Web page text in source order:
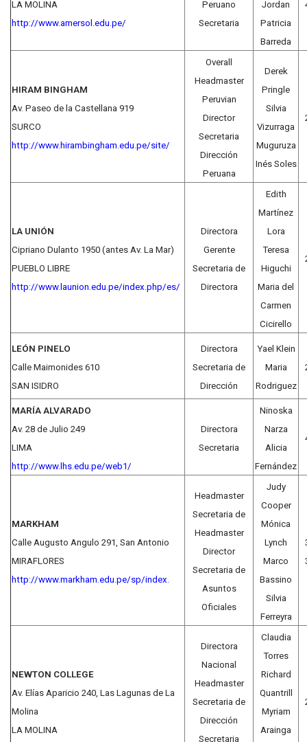
LA MOLINA
http://www.amersol.edu.pe/
Peruano
Secretaria
Jordan
Patricia
Barreda
HIRAM BINGHAM
Av. Paseo de la Castellana 919
SURCO
http://www.hirambingham.edu.pe/site/
Overall
Headmaster
Peruvian
Director
Secretaria
Dirección
Peruana
Derek
Pringle
Silvia
Vizurraga
Muguruza
Inés Soles
LA UNIÓN
Cipriano Dulanto 1950 (antes Av. La Mar)
PUEBLO LIBRE
http://www.launion.edu.pe/index.php/es/
Directora
Gerente
Secretaria de
Directora
Edith
Martínez
Lora
Teresa
Higuchi
Maria del
Carmen
Cicirello
LEÓN PINELO
Calle Maimonides 610
SAN ISIDRO
Directora
Secretaria de
Dirección
Yael Klein
Maria
Rodriguez
MARÍA ALVARADO
Av. 28 de Julio 249
LIMA
http://www.lhs.edu.pe/web1/
Directora
Secretaria
Ninoska
Narza
Alicia
Fernández
MARKHAM
Calle Augusto Angulo 291, San Antonio
MIRAFLORES
http://www.markham.edu.pe/sp/index.
Headmaster
Secretaria de
Headmaster
Director
Secretaria de
Asuntos
Oficiales
Judy
Cooper
Mónica
Lynch
Marco
Bassino
Silvia
Ferreyra
NEWTON COLLEGE
Av. Elías Aparicio 240, Las Lagunas de La
Molina
LA MOLINA
Directora
Nacional
Headmaster
Secretaria de
Dirección
Secretaria
Claudia
Torres
Richard
Quantrill
Myriam
Arainga